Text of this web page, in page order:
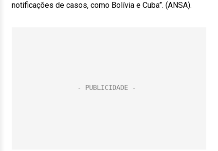
notificações de casos, como Bolívia e Cuba”. (ANSA).